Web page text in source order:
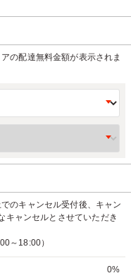
の配達無料金額が表示されま
のキャンセル受付後、キャン
キャンセルとさせていただき
～18:00）
0%